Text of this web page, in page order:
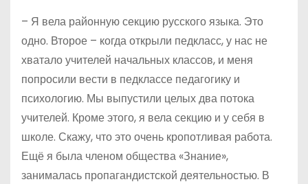
– Я вела районную секцию русского языка. Это
одно. Второе – когда открыли педкласс, у нас не
хватало учителей начальных классов, и меня
попросили вести в педклассе педагогику и
психологию. Мы выпустили целых два потока
учителей. Кроме этого, я вела секцию и у себя в
школе. Скажу, что это очень кропотливая работа.
Ещё я была членом общества «Знание»,
занималась пропагандистской деятельностью. В